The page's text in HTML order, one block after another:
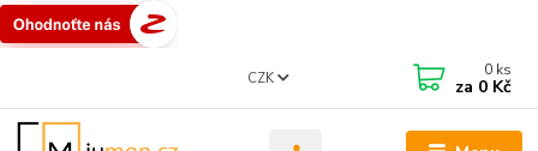
CZK 0 ks
za 0 Kč